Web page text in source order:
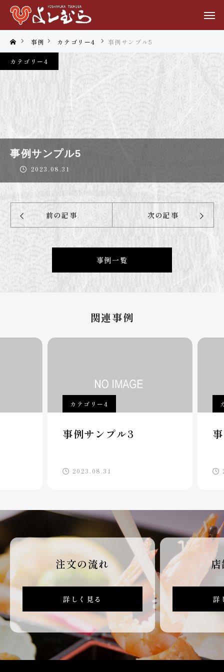
事例 カテゴリー4 事例サンプル5
事例サンプル5
2023.08.31
カテゴリー4
前の記事 次の記事
事例一覧
関連事例
カテゴリー4
事例サンプル3
2023.08.31
カ
注文の流れ
詳しく見る 詳